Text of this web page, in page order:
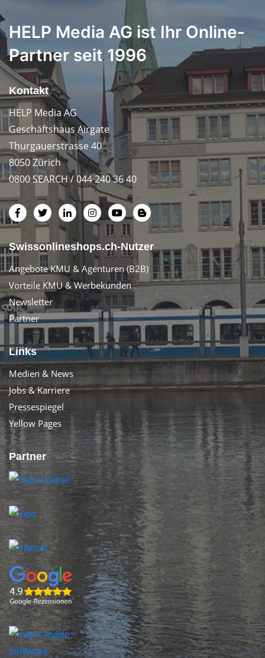
HELP Media AG ist Ihr Online-
Partner seit 1996
Kontakt
HELP Media AG
Geschäftshaus Airgate
Thurgauerstrasse 40
8050 Zürich
0800 SEARCH / 044 240 36 40
Swissonlineshops.ch-Nutzer
Angebote KMU & Agenturen (B2B)
Vorteile KMU & Werbekunden
Newsletter
Partner
Links
Medien & News
Jobs & Karriere
Pressespiegel
Yellow Pages
Partner